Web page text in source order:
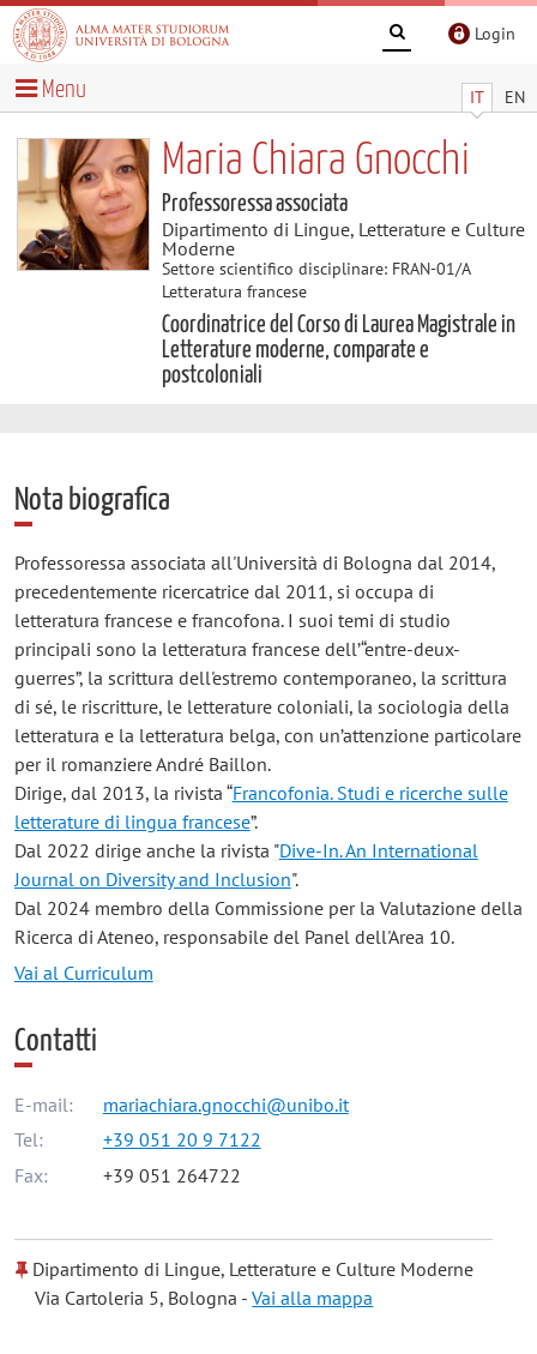
Login
IT EN
Menu
Maria Chiara Gnocchi
Professoressa associata
Dipartimento di Lingue, Letterature e Culture
Moderne
Settore scientifico disciplinare: FRAN-01/A
Letteratura francese
Coordinatrice del Corso di Laurea Magistrale in
Letterature moderne, comparate e
postcoloniali
Nota biografica
Professoressa associata all'Università di Bologna dal 2014,
precedentemente ricercatrice dal 2011, si occupa di
letteratura francese e francofona. I suoi temi di studio
principali sono la letteratura francese dell’“entre-deux-
guerres”, la scrittura dell'estremo contemporaneo, la scrittura
di sé, le riscritture, le letterature coloniali, la sociologia della
letteratura e la letteratura belga, con un’attenzione particolare
per il romanziere André Baillon.
Dirige, dal 2013, la rivista “Francofonia. Studi e ricerche sulle
letterature di lingua francese”.
Dal 2022 dirige anche la rivista "Dive-In. An International
Journal on Diversity and Inclusion".
Dal 2024 membro della Commissione per la Valutazione della
Ricerca di Ateneo, responsabile del Panel dell'Area 10.
Vai al Curriculum
Contatti
E-mail:
mariachiara.gnocchi@unibo.it
Tel:
+39 051 20 9 7122
Fax:
+39 051 264722
Dipartimento di Lingue, Letterature e Culture Moderne
Via Cartoleria 5, Bologna -Vai alla mappa